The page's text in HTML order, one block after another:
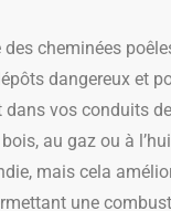
des cheminées
dangereux et
dans vos conduits
au gaz ou à
mais cela
une